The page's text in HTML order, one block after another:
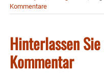
Kommentare
Hinterlassen
Kommentar